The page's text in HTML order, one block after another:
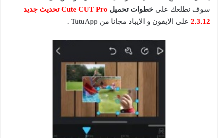
سوف نطلعك على خطوات تحميل
Cute CUT Pro تحديث جديد
2.3.12 على الايفون و الايباد مجانا من TutuApp .